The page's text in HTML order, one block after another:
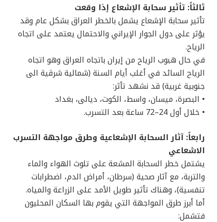
ثالثاً: تأثير سحابة الإشعاع إذا وقعت
تأثير سحابة الإشعاع يشمل بالخطر العراق بشكل عام وقد
يؤثر على دول الجوار الإيراني والاحتمال يعتمد على اتجاه
الرياح.
في حال هبوب الرياح من إيران باتجاه العراق وهو اتجاه
الرياح السائد في أغلب أيام السنة (شمالية شرقية الى
جنوبية غربية) قد نشهد تأثر:
• البصرة، ميسان، واسط، الكوت، ديالى، بغداد
• خلال أول 24–72 ساعة بعد التسرب.
رابعاً: آثار السحابة الإشعاعية وطرق مواجهة التسرب
الاشعاعي
يشتمل خطر السحابة المشعة على تلوث الهواء والماء
والتربة، مع آثار صحية (سرطان، أمراض الدم، اضطرابات
تنفسية)، وهناك تأثير طويل الأمد على الزراعة والمياه.
أما أبرز طرق المواجهة التي يقوم بها السكان المحليون
فتشمل: